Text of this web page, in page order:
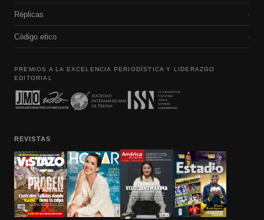
Réplicas ›
Código etico ›
PREMIOS A LA EXCELENCIA PERIODÍSTICA Y LIDERAZGO
EDITORIAL
REVISTAS